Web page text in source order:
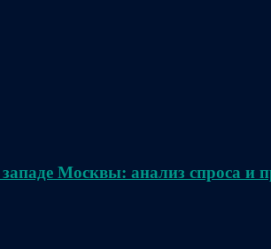
Москвы: анализ спроса и